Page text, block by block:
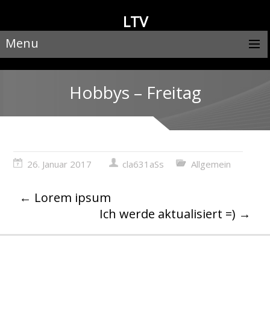
LTV
Menu
Hobbys – Freitag
26. Januar 2017 cla631aSs Allgemein
← Lorem ipsum
Ich werde aktualisiert =) →